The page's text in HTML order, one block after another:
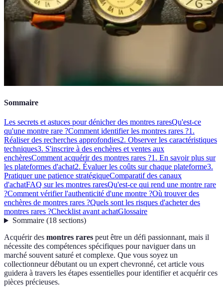
Sommaire
Les secrets et astuces pour dénicher des montres raresQu'est-ce
qu'une montre rare ?Comment identifier les montres rares ?1.
Réaliser des recherches approfondies2. Observer les caractéristiques
techniques3. S'inscrire à des enchères et ventes aux
enchèresComment acquérir des montres rares ?1. En savoir plus sur
les plateformes d'achat2. Évaluer les coûts sur chaque plateforme3.
Pratiquer une patience stratégiqueComparatif des canaux
d'achatFAQ sur les montres raresQu'est-ce qui rend une montre rare
?Comment vérifier l'authenticité d'une montre ?Où trouver des
enchères de montres rares ?Quels sont les risques d'acheter des
montres rares ?Checklist avant achatGlossaire
Sommaire(18 sections)
Acquérir des montres rares peut être un défi passionnant, mais il
nécessite des compétences spécifiques pour naviguer dans un
marché souvent saturé et complexe. Que vous soyez un
collectionneur débutant ou un expert chevronné, cet article vous
guidera à travers les étapes essentielles pour identifier et acquérir ces
pièces précieuses.